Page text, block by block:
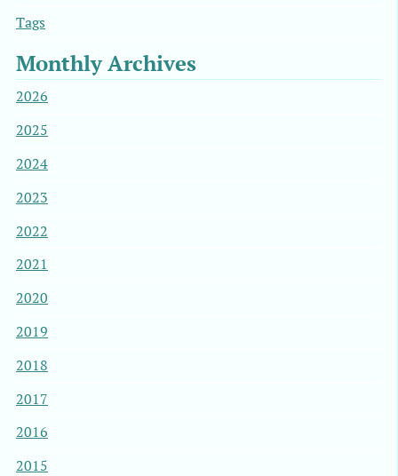
Tags
Monthly Archives
2026
2025
2024
2023
2022
2021
2020
2019
2018
2017
2016
2015